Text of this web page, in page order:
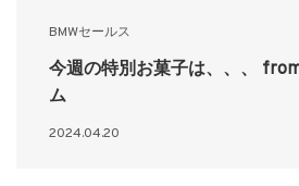
BMWセールス
今週の特別お菓子は、、、
ム
2024.04.20